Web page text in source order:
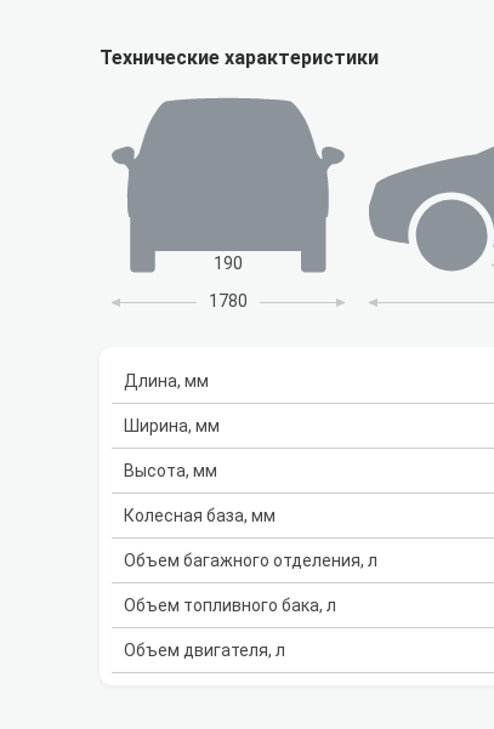
Технические характеристики
190
1780
Длина, мм
Ширина, мм
Высота, мм
Колесная база, мм
Объем багажного отделения, л
Объем топливного бака, л
Объем двигателя, л